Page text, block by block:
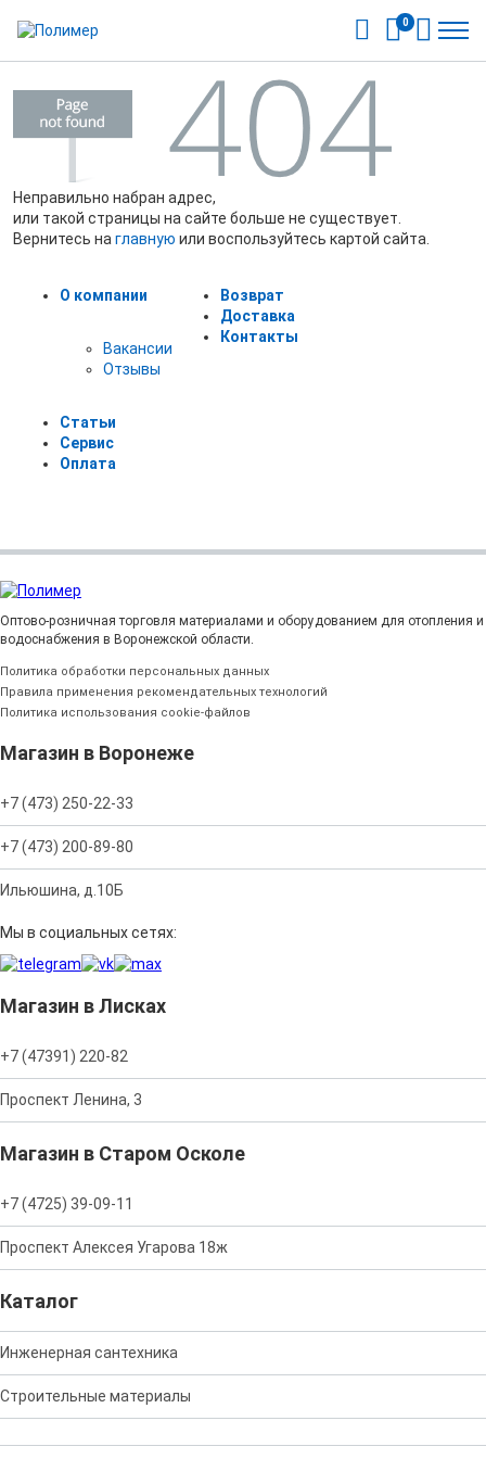
0
Неправильно набран адрес,
или такой страницы на сайте больше не существует.
Вернитесь на главную или воспользуйтесь картой сайта.
О компании
Вакансии
Отзывы
Статьи
Сервис
Оплата
Возврат
Доставка
Контакты
Оптово-розничная торговля материалами и оборудованием для отопления и
водоснабжения в Воронежской области.
Политика обработки персональных данных
Правила применения рекомендательных технологий
Политика использования cookie-файлов
Магазин в Воронеже
+7 (473) 250-22-33
+7 (473) 200-89-80
Ильюшина, д.10Б
Мы в социальных сетях:
Магазин в Лисках
+7 (47391) 220-82
Проспект Ленина, 3
Магазин в Старом Осколе
+7 (4725) 39-09-11
Проспект Алексея Угарова 18ж
Каталог
Инженерная сантехника
Строительные материалы